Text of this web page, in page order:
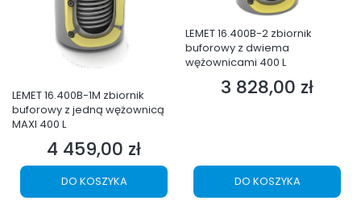
LEMET 16.400B-1M zbiornik
buforowy z jedną wężownicą
MAXI 400 L
Cena
4 459,00 zł
DO KOSZYKA
LEMET 16.400B-2 zbiornik
buforowy z dwiema
wężownicami 400 L
Cena
3 828,00 zł
DO KOSZYKA